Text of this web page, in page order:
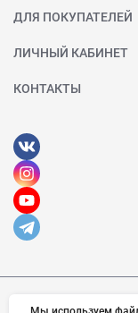
ДЛЯ ПОКУПАТЕЛЕЙ
ЛИЧНЫЙ КАБИНЕТ
КОНТАКТЫ